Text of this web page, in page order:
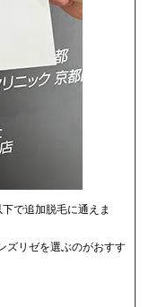
で追加脱毛に通えま
ズリゼを選ぶのがおすす